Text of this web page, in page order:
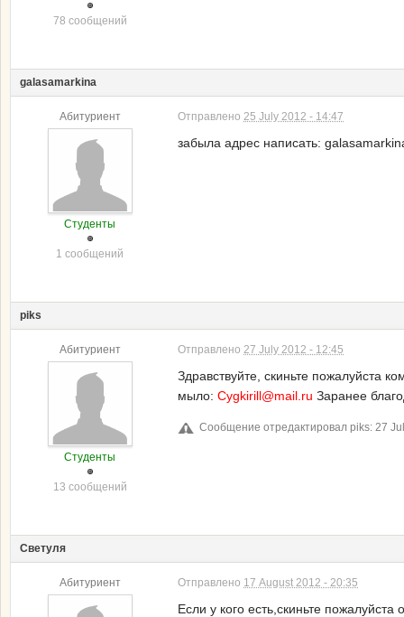
78 сообщений
galasamarkina
Абитуриент
Студенты
1 сообщений
Отправлено 25 July 2012 - 14:47
забыла адрес написать:
piks
Абитуриент
Студенты
13 сообщений
Отправлено 27 July 2012 - 12:45
Здравствуйте, скиньте пожалуйста
мыло: Cygkirill@mail.ru Заранее
Сообщение отредактировал piks: 27
Светуля
Абитуриент Отправлено 17 August 2012 - 20:35
Если у кого есть, скиньте пожалуйста